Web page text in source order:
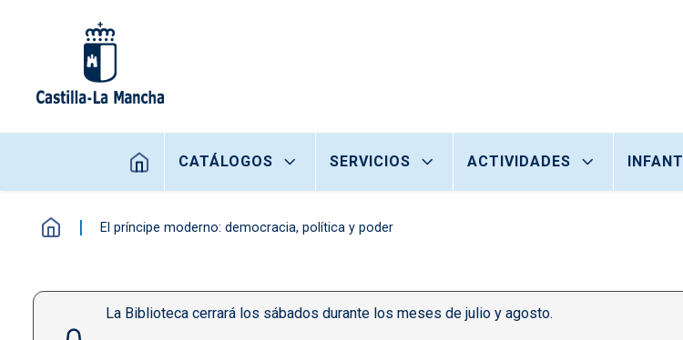
Navegación principal
CATÁLOGOS SERVICIOS ACTIVIDADES
El príncipe moderno: democracia, política y poder
La Biblioteca cerrará los sábados durante los meses de julio y agosto.